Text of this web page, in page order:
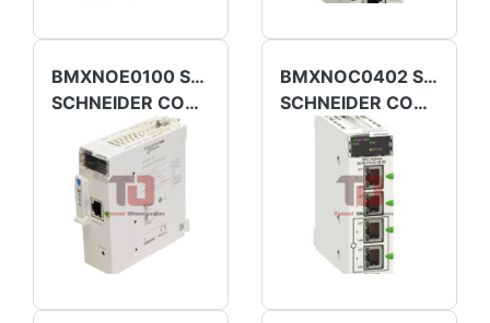
BMXNOE0100 SCHNEIDER
SCHNEIDER COMMUNICATION MODULE
BMXNOC0402 SCHNEIDER
SCHNEIDER COMMUNICATION MODULE